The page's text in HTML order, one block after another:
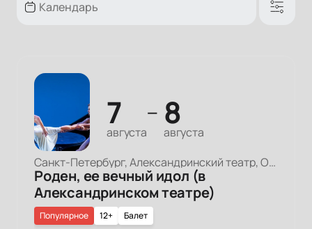
7
августа
— 8
августа
Санкт-Петербург, Александринский театр, Основная сцена
Роден, ее вечный идол (в
Александринском театре)
12+ Балет
Популярное